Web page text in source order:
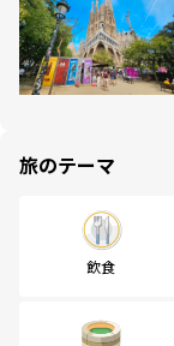
旅のテーマ
飲食